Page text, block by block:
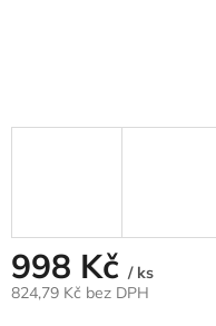
998 Kč / ks
824,79 Kč bez DPH